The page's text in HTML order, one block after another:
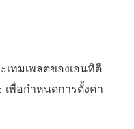
ทมเพลตของเอนทิตี
เพื่อกำหนดการตั้งค่า